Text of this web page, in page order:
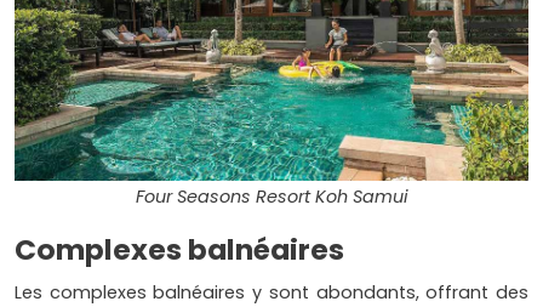
Four Seasons Resort Koh Samui
Complexes balnéaires
Les complexes balnéaires y sont abondants, offrant des